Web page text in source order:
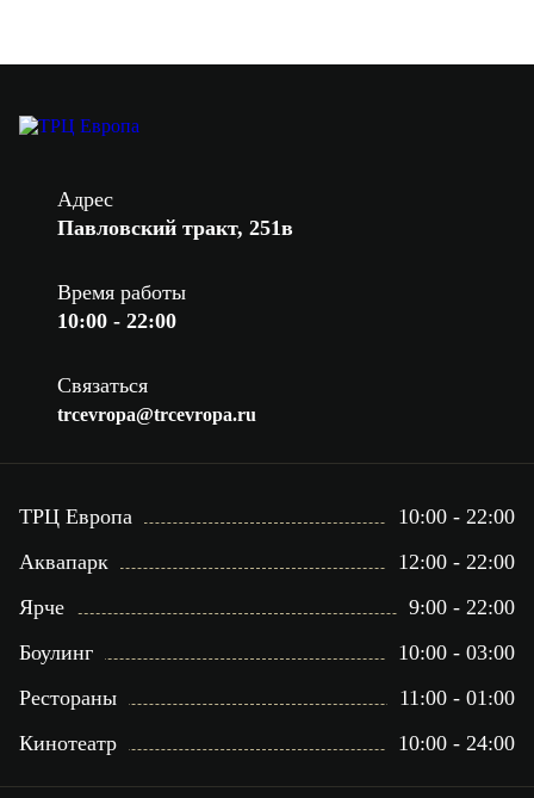
Адрес
Павловский тракт, 251в
Время работы
10:00 - 22:00
Связаться
trcevropa@trcevropa.ru
ТРЦ Европа
10:00 - 22:00
Аквапарк
12:00 - 22:00
Ярче
9:00 - 22:00
Боулинг
10:00 - 03:00
Рестораны
11:00 - 01:00
Кинотеатр
10:00 - 24:00